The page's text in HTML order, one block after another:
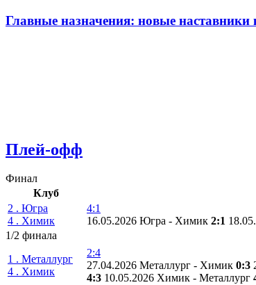
Главные назначения: новые
Плей-офф
Финал
Клуб
2 . Югра
4 . Химик
4:1
16.05.2026 Югра - Химик 2:1
1/2 финала
1 . Металлург
4 . Химик
2:4
27.04.2026 Металлург - Химик 0:3
4:3 10.05.2026 Химик - Металлург